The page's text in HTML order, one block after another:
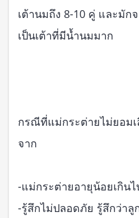
เต้านมถึง 8-10 คู่ และมัก
เป็นเต้าที่มีน้ำนมมาก
กรณีที่แม่กระต่ายไม่ยอมเ
จาก
-แม่กระต่ายอายุน้อยเกิน
-รู้สึกไม่ปลอดภัย รู้สึกว่าลู